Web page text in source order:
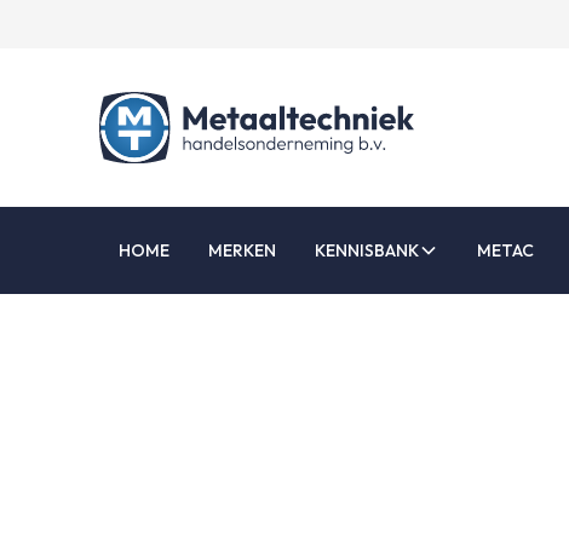
HOME MERKEN KENNISBANK METAC